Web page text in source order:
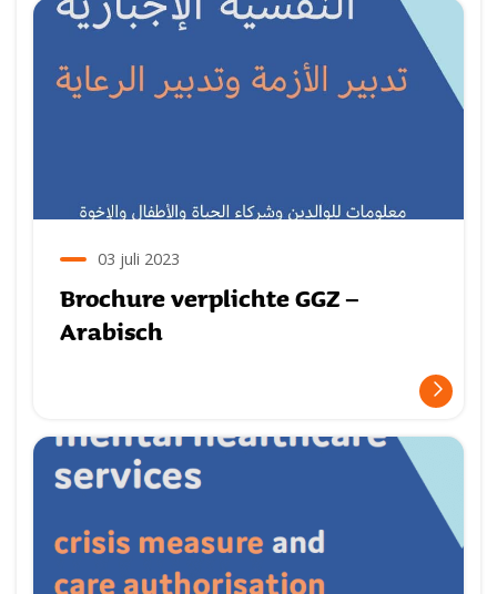
03 juli 2023
Brochure verplichte GGZ –
Arabisch